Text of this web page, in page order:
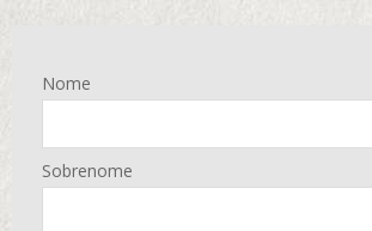
Nome
Sobrenome